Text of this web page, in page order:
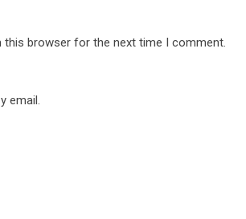
this browser for the next time I comment.
email.